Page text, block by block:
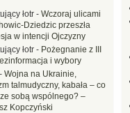
łotr - Wczoraj ulicami
Dziedzic przeszła
w intencji Ojczyzny
łotr - Pożegnanie z III
i wybory
- Wojna na Ukrainie,
talmudyczny, kabała – co
sobą wspólnego? –
Kopczyński